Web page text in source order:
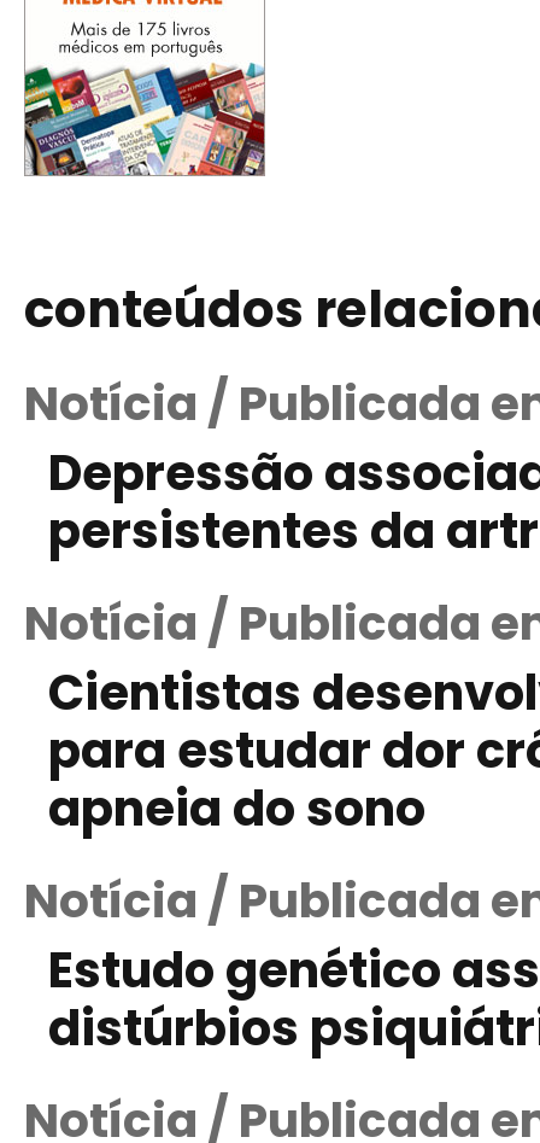
conteúdos
Notícia / Publicada
Depressão
persistentes da
Notícia / Publicada
Cientistas
para estudar dor
apneia do sono
Notícia / Publicada
Estudo genético
distúrbios
Notícia / Publicada